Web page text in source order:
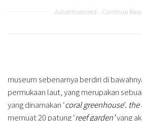
Advertisement - Continue
museum sebenarnya berdiri di
permukaan laut, yang merupakan
yang dinamakan ‘coral greenhouse’. the
memuat 20 patung ‘reef garden’yang